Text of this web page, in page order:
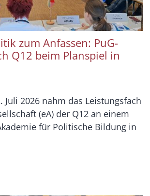
zum Anfassen: PuG-
Q12 beim Planspiel in
Juli 2026 nahm das Leistungsfach
(eA) der Q12 an einem
für Politische Bildung in